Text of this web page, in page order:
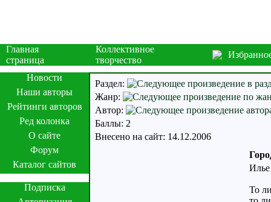
Главная
страница
Коллективное
творчество
Новости
Наши авторы
Рейтинги авторов
Ред колонка
О сайте
Форум
Каталог сайтов
Подписка
Раздел:
Жанр:
Автор:
Баллы: 2
Внесено на сайт: 14.12.2006
То